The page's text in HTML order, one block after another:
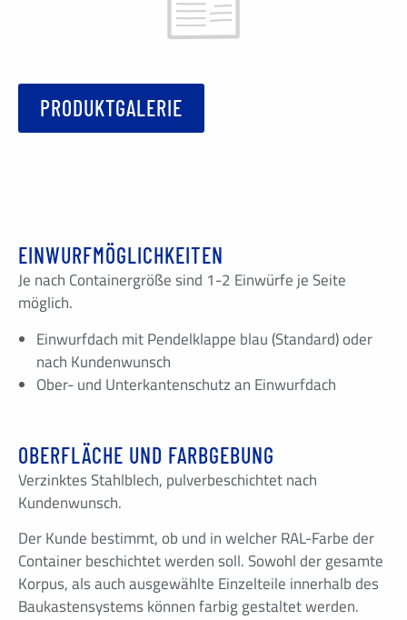
PRODUKTGALERIE
EINWURFMÖGLICHKEITEN
Je nach Containergröße sind 1-2 Einwürfe je Seite
möglich.
Einwurfdach mit Pendelklappe blau (Standard) oder
nach Kundenwunsch
Ober- und Unterkantenschutz an Einwurfdach
OBERFLÄCHE UND FARBGEBUNG
Verzinktes Stahlblech, pulverbeschichtet nach
Kundenwunsch.
Der Kunde bestimmt, ob und in welcher RAL-Farbe der
Container beschichtet werden soll. Sowohl der gesamte
Korpus, als auch ausgewählte Einzelteile innerhalb des
Baukastensystems können farbig gestaltet werden.